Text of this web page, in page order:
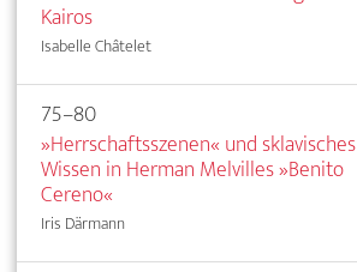
Kairos
Isabelle Châtelet
75–80
»Herrschaftsszenen« und sklavisches
Wissen in Herman Melvilles »Benito
Cereno«
Iris Därmann